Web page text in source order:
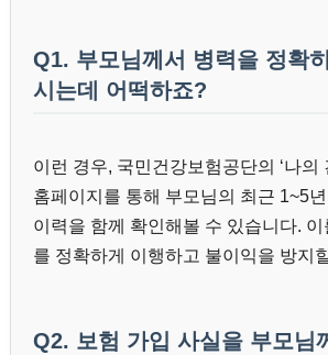
Q1. 부모님께서 병력을 정확
시는데 어떡하죠?
이런 경우, 국민건강보험공단의 ‘나의
홈페이지를 통해 부모님의 최근 1~5
이력을 함께 확인해볼 수 있습니다.
를 정확하게 이행하고 불이익을 방지
Q2. 보험 가입 사실을 부모님